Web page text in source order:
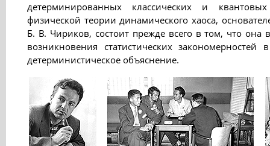
детерминированных классических и
физической теории динамического хаоса,
Б. В. Чириков, состоит прежде всего в том, что она
возникновения статистических
детерминистическое объяснение.